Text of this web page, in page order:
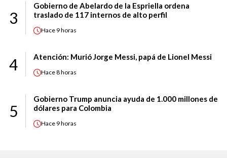
3
Gobierno de Abelardo de la Espriella ordena
traslado de 117 internos de alto perfil
Hace 9 horas
4 Atención: Murió Jorge Messi, papá de Lionel Messi
Hace8 horas
5
Gobierno Trump anuncia ayuda de 1.000 millones de
dólares para Colombia
Hace 9 horas